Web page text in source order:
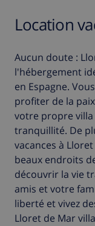
Location
Aucun doute :
l'hébergement
en Espagne.
profiter de la
votre propre
tranquillité. De
vacances à
beaux endroits
découvrir la vie
amis et votre
liberté et vivez
Lloret de Mar